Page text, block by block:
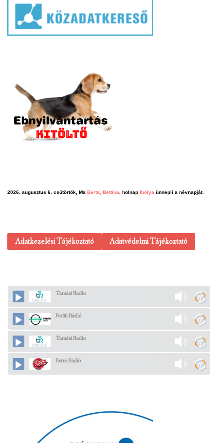
2026. augusztus 6. csütörtök, Ma Berta, Bettina , holnap Ibolya ünnepli a névnapját.
Adatkezelési Tájékoztató Adatvédelmi Tájékoztató
Tamási Radio
Petőfi Rádió
Tamási Radio
Retro Rádió